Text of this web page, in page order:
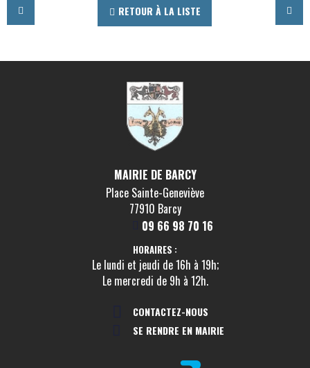
RETOUR À LA LISTE
MAIRIE DE BARCY
Place Sainte-Geneviève
77910 Barcy
09 66 98 70 16
HORAIRES :
Le lundi et jeudi de 16h à 19h;
Le mercredi de 9h à 12h.
CONTACTEZ-NOUS
SE RENDRE EN MAIRIE